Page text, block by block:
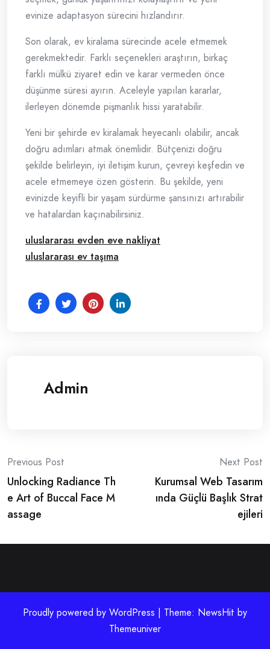
evinize adaptasyon sürecini hızlandırır.
Son olarak, ev kiralama sürecinde acele etmemek
gerekmektedir. Farklı seçenekleri araştırın, birkaç
farklı mülkü ziyaret edin ve karar vermeden önce
düşünme süresi ayırın. Aceleyle yapılan kararlar,
ilerleyen dönemde pişmanlık hissi yaratabilir.
Yeni bir şehirde ev kiralamak heyecanlı olabilir, ancak
doğru adımları atmak önemlidir. Bütçenizi doğru
şekilde belirleyin, iyi iletişim kurun, çevreyi keşfedin ve
acele etmemeye özen gösterin. Bu şekilde, yeni
evinizde keyifli bir yaşam sürdürme şansınızı artırabilir
ve hatalardan kaçınabilirsiniz.
uluslararası evden eve nakliyat
uluslararası ev taşıma
Admin
Post
navigation
Previous Post
Unlocking Radiance Th
e Art of Buccal Face M
assage
Next Post
Kurumsal Web Tasarım
ında Güçlü Başlık Strat
ejileri
Proudly powered by WordPress | Theme: NewsHit by
Themeuniver